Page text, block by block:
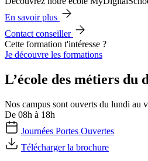
En savoir plus
Contact conseiller
Cette formation t'intéresse ?
Je découvre les formations
L’école des métiers du
Nos campus sont ouverts du lundi au
De 08h à 18h
Journées Portes Ouvertes
Télécharger la brochure